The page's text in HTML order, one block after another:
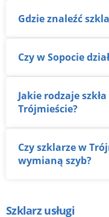
Gdzie znaleźć
Czy w Sopocie
Jakie rodzaje szkła są dostępne u szklarzy w
Trójmieście?
Czy szklarze w Trójmieście zajmują się
wymianą szyb?
Szklarz usługi